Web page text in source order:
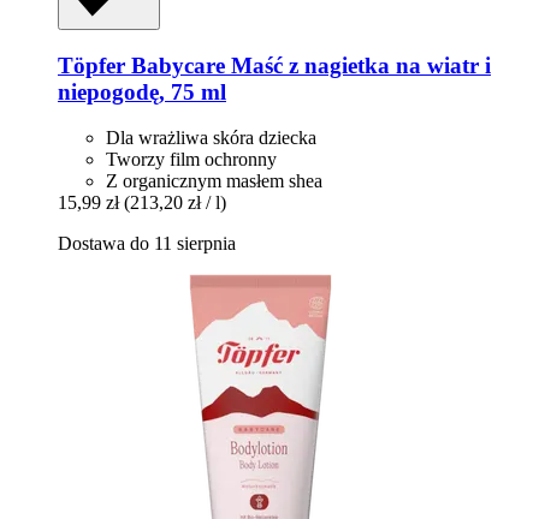
Töpfer Babycare Maść z nagietka na wiatr i
niepogodę, 75 ml
Dla wrażliwa skóra dziecka
Tworzy film ochronny
Z organicznym masłem shea
15,99 zł (213,20 zł / l)
Dostawa do 11 sierpnia